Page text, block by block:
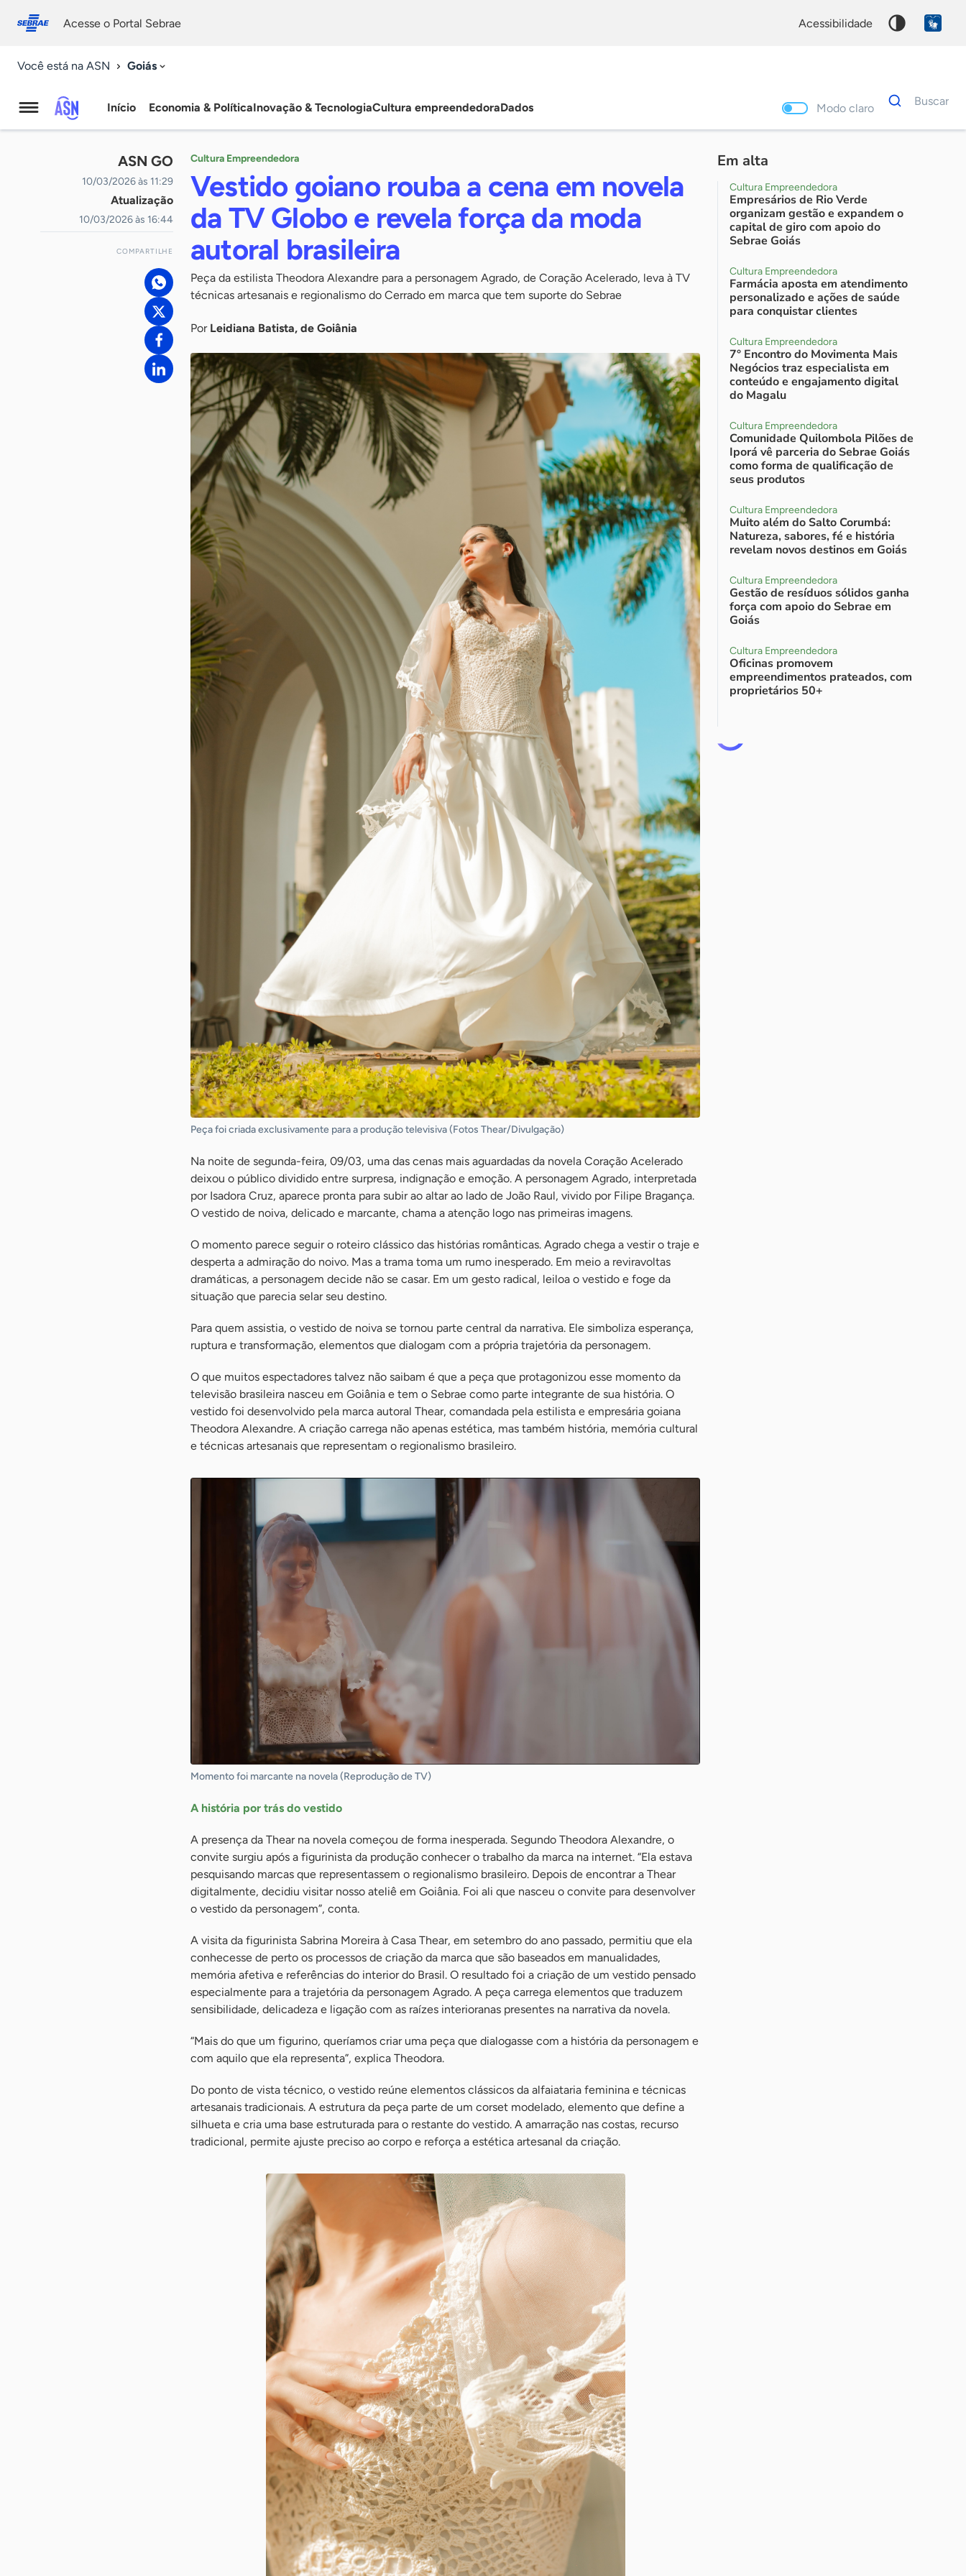
conosco
Acesse o Portal Sebrae acessibilidade
Você está na ASN Goiás
Agência
Sebrae
Notícias
Início Economia & PolíticaInovação & TecnologiaCultura empreendedoraDados Modo claro
Dados
para
Buscar
ASN GO
10/03/2026 às 11:29
Atualização
10/03/2026 às 16:44
COMPARTILHE
Cultura Empreendedora
Vestido goiano rouba a cena em novela
da TV Globo e revela força da moda
autoral brasileira
Peça da estilista Theodora Alexandre para a personagem Agrado, de Coração Acelerado, leva à TV
técnicas artesanais e regionalismo do Cerrado em marca que tem suporte do Sebrae
Por Leidiana Batista, de Goiânia
Peça foi criada exclusivamente para a produção televisiva (Fotos Thear/Divulgação)
Na noite de segunda-feira, 09/03, uma das cenas mais aguardadas da novela Coração Acelerado
deixou o público dividido entre surpresa, indignação e emoção. A personagem Agrado, interpretada
por Isadora Cruz, aparece pronta para subir ao altar ao lado de João Raul, vivido por Filipe Bragança.
O vestido de noiva, delicado e marcante, chama a atenção logo nas primeiras imagens.
O momento parece seguir o roteiro clássico das histórias românticas. Agrado chega a vestir o traje e
desperta a admiração do noivo. Mas a trama toma um rumo inesperado. Em meio a reviravoltas
dramáticas, a personagem decide não se casar. Em um gesto radical, leiloa o vestido e foge da
situação que parecia selar seu destino.
Para quem assistia, o vestido de noiva se tornou parte central da narrativa. Ele simboliza esperança,
ruptura e transformação, elementos que dialogam com a própria trajetória da personagem.
O que muitos espectadores talvez não saibam é que a peça que protagonizou esse momento da
televisão brasileira nasceu em Goiânia e tem o Sebrae como parte integrante de sua história. O
vestido foi desenvolvido pela marca autoral Thear, comandada pela estilista e empresária goiana
Theodora Alexandre. A criação carrega não apenas estética, mas também história, memória cultural
e técnicas artesanais que representam o regionalismo brasileiro.
Momento foi marcante na novela (Reprodução de TV)
A história por trás do vestido
A presença da Thear na novela começou de forma inesperada. Segundo Theodora Alexandre, o
convite surgiu após a figurinista da produção conhecer o trabalho da marca na internet. “Ela estava
pesquisando marcas que representassem o regionalismo brasileiro. Depois de encontrar a Thear
digitalmente, decidiu visitar nosso ateliê em Goiânia. Foi ali que nasceu o convite para desenvolver
o vestido da personagem”, conta.
A visita da figurinista Sabrina Moreira à Casa Thear, em setembro do ano passado, permitiu que ela
conhecesse de perto os processos de criação da marca que são baseados em manualidades,
memória afetiva e referências do interior do Brasil. O resultado foi a criação de um vestido pensado
especialmente para a trajetória da personagem Agrado. A peça carrega elementos que traduzem
sensibilidade, delicadeza e ligação com as raízes interioranas presentes na narrativa da novela.
“Mais do que um figurino, queríamos criar uma peça que dialogasse com a história da personagem e
com aquilo que ela representa”, explica Theodora.
Do ponto de vista técnico, o vestido reúne elementos clássicos da alfaiataria feminina e técnicas
artesanais tradicionais. A estrutura da peça parte de um corset modelado, elemento que define a
silhueta e cria uma base estruturada para o restante do vestido. A amarração nas costas, recurso
tradicional, permite ajuste preciso ao corpo e reforça a estética artesanal da criação.
Em alta
Cultura Empreendedora
Empresários de Rio Verde
organizam gestão e expandem o
capital de giro com apoio do
Sebrae Goiás
Cultura Empreendedora
Farmácia aposta em atendimento
personalizado e ações de saúde
para conquistar clientes
Cultura Empreendedora
7° Encontro do Movimenta Mais
Negócios traz especialista em
conteúdo e engajamento digital
do Magalu
Cultura Empreendedora
Comunidade Quilombola Pilões de
Iporá vê parceria do Sebrae Goiás
como forma de qualificação de
seus produtos
Cultura Empreendedora
Muito além do Salto Corumbá:
Natureza, sabores, fé e história
revelam novos destinos em Goiás
Cultura Empreendedora
Gestão de resíduos sólidos ganha
força com apoio do Sebrae em
Goiás
Cultura Empreendedora
Oficinas promovem
empreendimentos prateados, com
proprietários 50+